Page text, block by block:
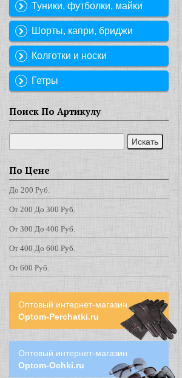
Туники, футболки, майки
Шорты, капри, бриджи
Колготки и носки
Гетры
Поиск По Артикулу
По Цене
До 200 Руб.
От 200 До 300 Руб.
От 300 До 400 Руб.
От 400 До 600 Руб.
От 600 Руб.
Оптовый интернет-магазин
Optom-Perchatki.ru
Оптовый интернет-магазин
Optom-Ochki.ru